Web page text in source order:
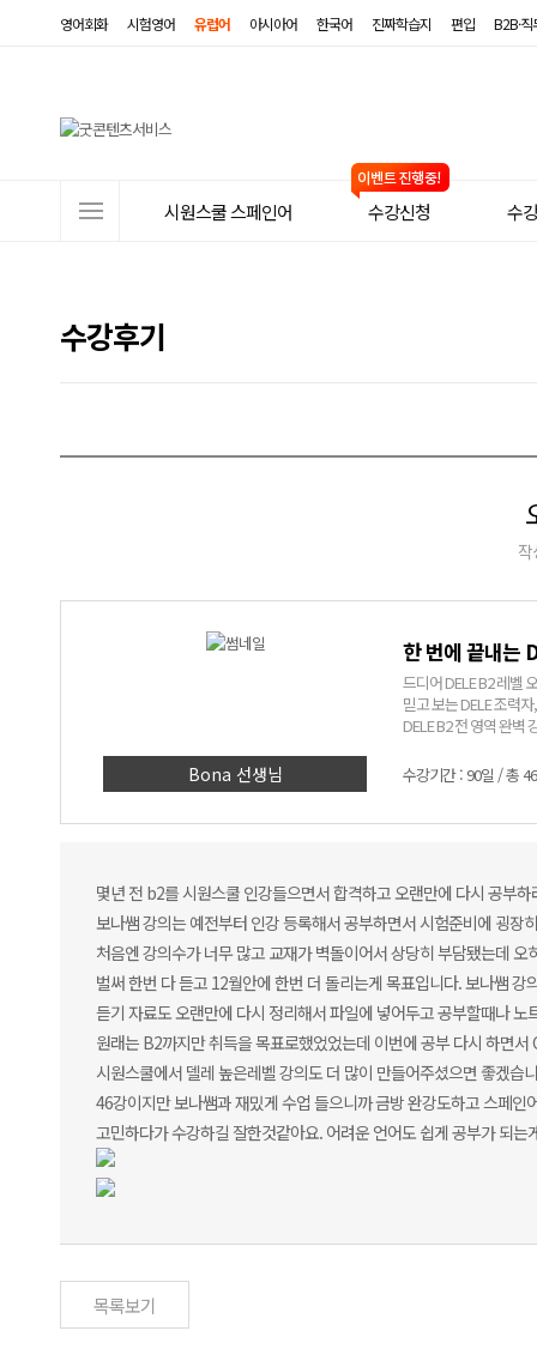
영어회화 시험영어 유럽어 아시아어 한국어 진짜학습지 편입 B2B·
뉴
시원스쿨 스페인어 수강신청 수
수강후기
Bona 선생님
한 번에 끝내는
드디어 DELE B2 레벨
믿고 보는 DELE 조력
DELE B2 전 영역 완벽
수강기간 : 90일 / 총
몇년 전 b2를 시원스쿨 인강들으면서 합격하고 오랜만에 다시 공부
보나쌤 강의는 예전부터 인강 등록해서 공부하면서 시험준비에 굉
처음엔 강의수가 너무 많고 교재가 벽돌이어서 상당히 부담됐는데
벌써 한번 다 듣고 12월안에 한번 더 돌리는게 목표입니다. 보나쌤
듣기 자료도 오랜만에 다시 정리해서 파일에 넣어두고 공부할때나
원래는 B2까지만 취득을 목표로했었었는데 이번에 공부 다시 하면
시원스쿨에서 델레 높은레벨 강의도 더 많이 만들어주셨으면 좋겠
46강이지만 보나쌤과 재밌게 수업 들으니까 금방 완강도하고 스페
고민하다가 수강하길 잘한것같아요. 어려운 언어도 쉽게 공부가 되
목록보기